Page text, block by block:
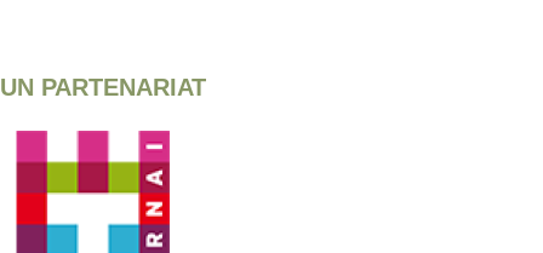
UN PARTENARIAT